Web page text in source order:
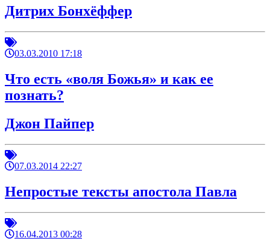
Дитрих Бонхёффер
03.03.2010 17:18
Что есть «воля Божья» и как ее
познать?
Джон Пайпер
07.03.2014 22:27
Непростые тексты апостола Павла
16.04.2013 00:28